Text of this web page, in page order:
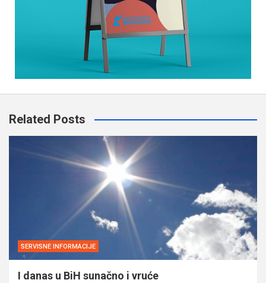
Related Posts
SERVISNE INFORMACIJE
I danas u BiH sunačno i vruće